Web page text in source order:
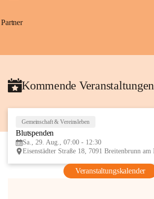
Partner
Kommende Veranstaltungen
Gemeinschaft & Vereinsleben
Blutspenden
Sa., 29. Aug., 07:00 - 12:30
Veranstaltungskalender